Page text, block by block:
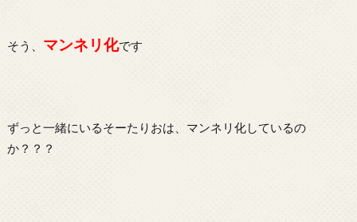
そう、 マンネリ化です
ずっと一緒にいるそーたりおは、マンネリ化しているの
か？？？